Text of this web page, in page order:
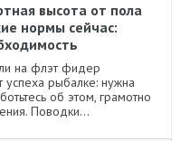
высота от пола
нормы сейчас:
на флэт фидер
рыбалке: нужна
об этом, грамотно
Поводки...